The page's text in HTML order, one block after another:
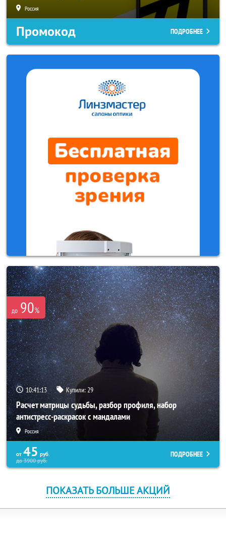
Россия
Промокод ПОДРОБНЕЕ
до 90%
10:41:12 Купили:29
Расчет матрицы судьбы, разбор профиля, набор
антистресс-раскрасок с мандалами
Россия
от 45 руб.
до3900руб.
ПОДРОБНЕЕ
ПОКАЗАТЬ БОЛЬШЕ АКЦИЙ